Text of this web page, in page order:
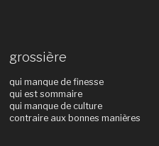
grossière
qui manque de finesse
qui est sommaire
qui manque de culture
contraire aux bonnes manières